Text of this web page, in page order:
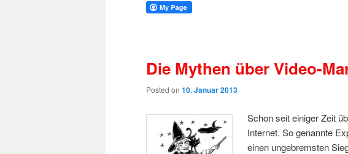
Die Mythen über Video-
Posted on 10. Januar 2013
Schon seit einiger Zeit
Internet. So genannte
einen ungebremsten